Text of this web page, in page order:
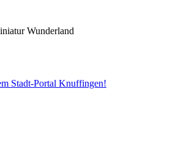
Wunderland
Stadt-Portal Knuffingen!